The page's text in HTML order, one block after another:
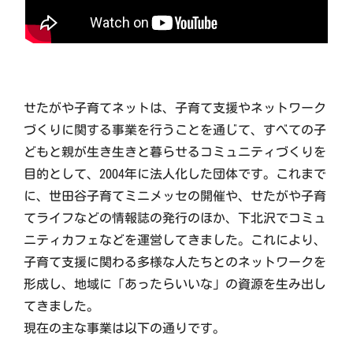
せたがや子育てネットは、子育て支援やネットワーク
づくりに関する事業を行うことを通じて、すべての子
どもと親が生き生きと暮らせるコミュニティづくりを
目的として、2004年に法人化した団体です。これまで
に、世田谷子育てミニメッセの開催や、せたがや子育
てライフなどの情報誌の発行のほか、下北沢でコミュ
ニティカフェなどを運営してきました。これにより、
子育て支援に関わる多様な人たちとのネットワークを
形成し、地域に「あったらいいな」の資源を生み出し
てきました。
現在の主な事業は以下の通りです。